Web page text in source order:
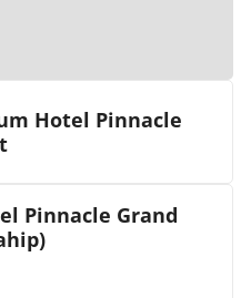
Hotel Pinnacle
Pinnacle Grand